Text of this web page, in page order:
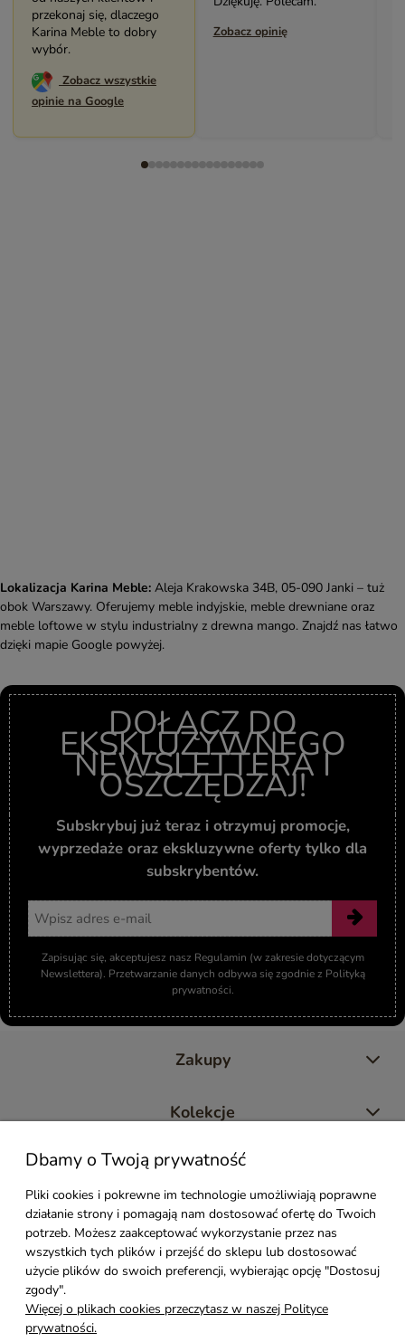
przekonaj się, dlaczego
Karina Meble to dobry
wybór.
Zobacz wszystkie
opinie na Google
Zobacz opinię Zobacz opinię
Lokalizacja Karina Meble: Aleja Krakowska 34B, 05-090 Janki – tuż
obok Warszawy. Oferujemy meble indyjskie, meble drewniane oraz
meble loftowe w stylu industrialny z drewna mango. Znajdź nas łatwo
dzięki mapie Google powyżej.
DOŁĄCZ DO
EKSKLUZYWNEGO
NEWSLETTERA I
OSZCZĘDZAJ!
Subskrybuj już teraz i otrzymuj promocje,
wyprzedaże oraz ekskluzywne oferty tylko dla
subskrybentów.
Zapisując się, akceptujesz nasz Regulamin (w zakresie dotyczącym
Newslettera). Przetwarzanie danych odbywa się zgodnie z Polityką
prywatności.
Zakupy
Kolekcje
Moje konto
Pomoc
Styl Mebli
Rodzaje drewna
Dbamy o Twoją prywatność
Pliki cookies i pokrewne im technologie umożliwiają poprawne
działanie strony i pomagają nam dostosować ofertę do Twoich
potrzeb. Możesz zaakceptować wykorzystanie przez nas
wszystkich tych plików i przejść do sklepu lub dostosować
użycie plików do swoich preferencji, wybierając opcję "Dostosuj
zgody".
Więcej o plikach cookies przeczytasz w naszej Polityce
prywatności.